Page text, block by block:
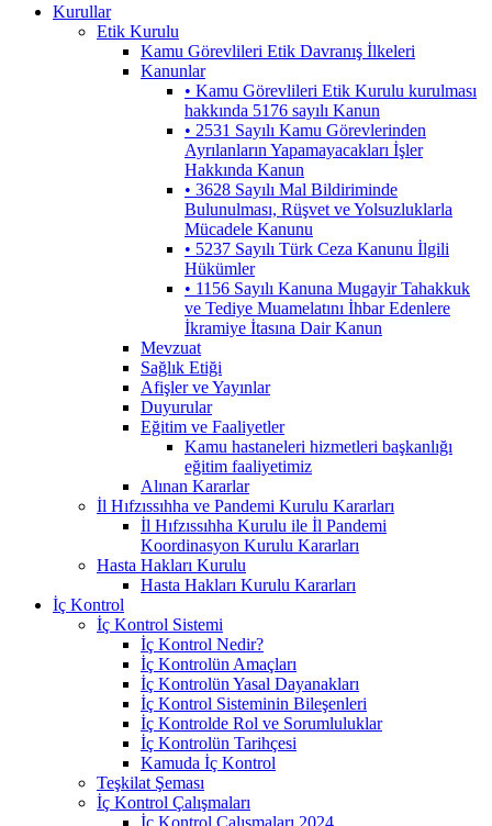
Kurullar
Etik Kurulu
Kamu Görevlileri Etik Davranış İlkeleri
Kanunlar
• Kamu Görevlileri Etik Kurulu kurulması
hakkında 5176 sayılı Kanun
• 2531 Sayılı Kamu Görevlerinden
Ayrılanların Yapamayacakları İşler
Hakkında Kanun
• 3628 Sayılı Mal Bildiriminde
Bulunulması, Rüşvet ve Yolsuzluklarla
Mücadele Kanunu
• 5237 Sayılı Türk Ceza Kanunu İlgili
Hükümler
• 1156 Sayılı Kanuna Mugayir Tahakkuk
ve Tediye Muamelatını İhbar Edenlere
İkramiye İtasına Dair Kanun
Mevzuat
Sağlık Etiği
Afişler ve Yayınlar
Duyurular
Eğitim ve Faaliyetler
Kamu hastaneleri hizmetleri başkanlığı
eğitim faaliyetimiz
Alınan Kararlar
İl Hıfzıssıhha ve Pandemi Kurulu Kararları
İl Hıfzıssıhha Kurulu ile İl Pandemi
Koordinasyon Kurulu Kararları
Hasta Hakları Kurulu
Hasta Hakları Kurulu Kararları
İç Kontrol
İç Kontrol Sistemi
İç Kontrol Nedir?
İç Kontrolün Amaçları
İç Kontrolün Yasal Dayanakları
İç Kontrol Sisteminin Bileşenleri
İç Kontrolde Rol ve Sorumluluklar
İç Kontrolün Tarihçesi
Kamuda İç Kontrol
Teşkilat Şeması
İç Kontrol Çalışmaları
İç Kontrol Çalışmaları 2024